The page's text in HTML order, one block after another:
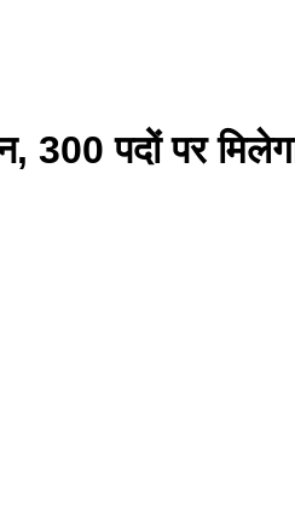
300 पदों पर